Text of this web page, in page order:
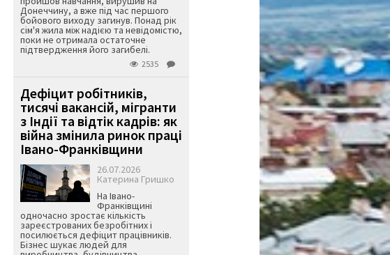
Донеччину, а вже під час першого
бойового виходу загинув. Понад рік
сім'я жила між надією та невідомістю,
поки не отримала остаточне
підтвердження його загибелі.
2535
Дефіцит робітників,
тисячі вакансій, мігранти
з Індії та відтік кадрів: як
війна змінила ринок праці
Івано-Франківщини
26.07.2026
Катерина Гришко
На Івано-
Франківщині
одночасно зростає кількість
зареєстрованих безробітних і
посилюється дефіцит працівників.
Бізнес шукає людей для